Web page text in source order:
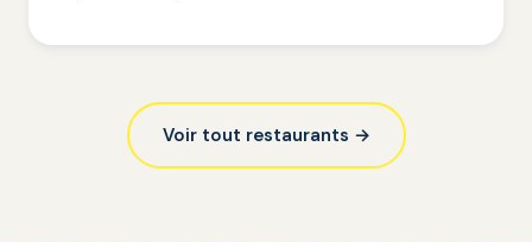
Voir tout restaurants →